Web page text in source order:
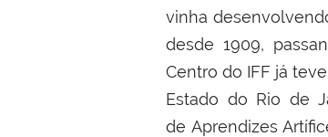
vinha
desde 1909,
Centro do IFF já
Estado do Rio de
de Aprendizes